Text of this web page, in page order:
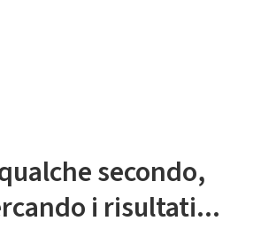
secondo,
i risultati...